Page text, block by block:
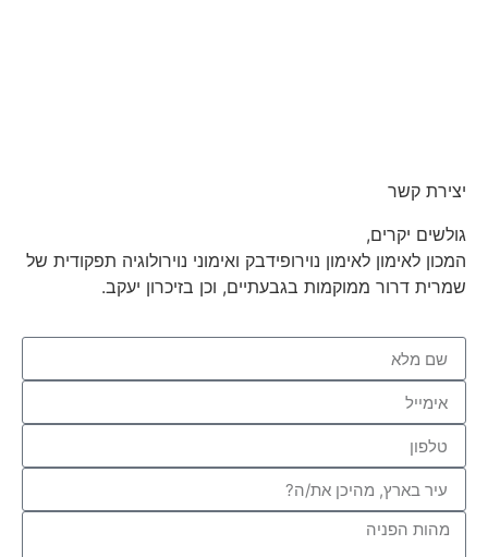
יצירת קשר
גולשים יקרים,
המכון לאימון לאימון נוירופידבק ואימוני נוירולוגיה תפקודית של
שמרית דרור ממוקמות בגבעתיים, וכן בזיכרון יעקב.